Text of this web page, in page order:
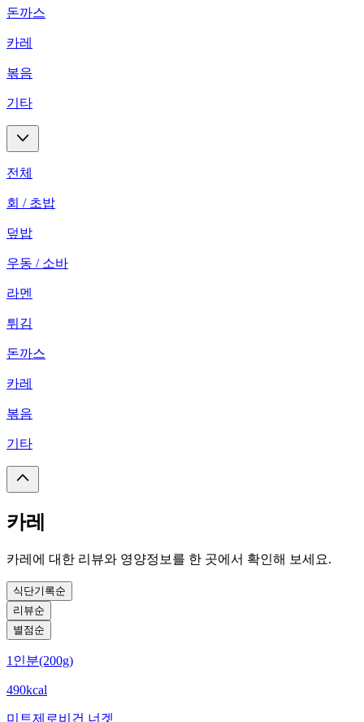
돈까스
카레
볶음
기타
전체
회 / 초밥
덮밥
우동 / 소바
라멘
튀김
돈까스
카레
볶음
기타
카레
카레에 대한 리뷰와 영양정보를 한 곳에서 확인해 보세요.
식단기록순
리뷰순
별점순
1인분(200g)
490kcal
미트제로비건 너겟